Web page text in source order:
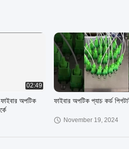
02:49
অপটিক
ফাইবার অপটিক প্যাচ কর্ড
November 19, 2024